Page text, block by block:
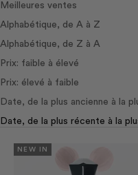
Meilleures ventes
Alphabétique, de A à Z
Alphabétique, de Z à A
Prix: faible à élevé
Prix: élevé à faible
Date, de la plus ancienne à la
Date, de la plus récente à la
NEW IN